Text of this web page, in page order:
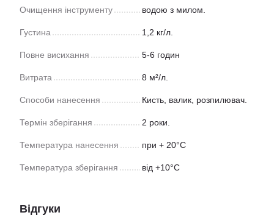
Очищення інструменту водою з милом.
Густина 1,2 кг/л.
Повне висихання 5-6 годин
Витрата 8 м²/л.
Способи нанесення Кисть, валик, розпилювач.
Термін зберігання 2 роки.
Температура нанесення при + 20°С
Температура зберігання від +10°С
Відгуки